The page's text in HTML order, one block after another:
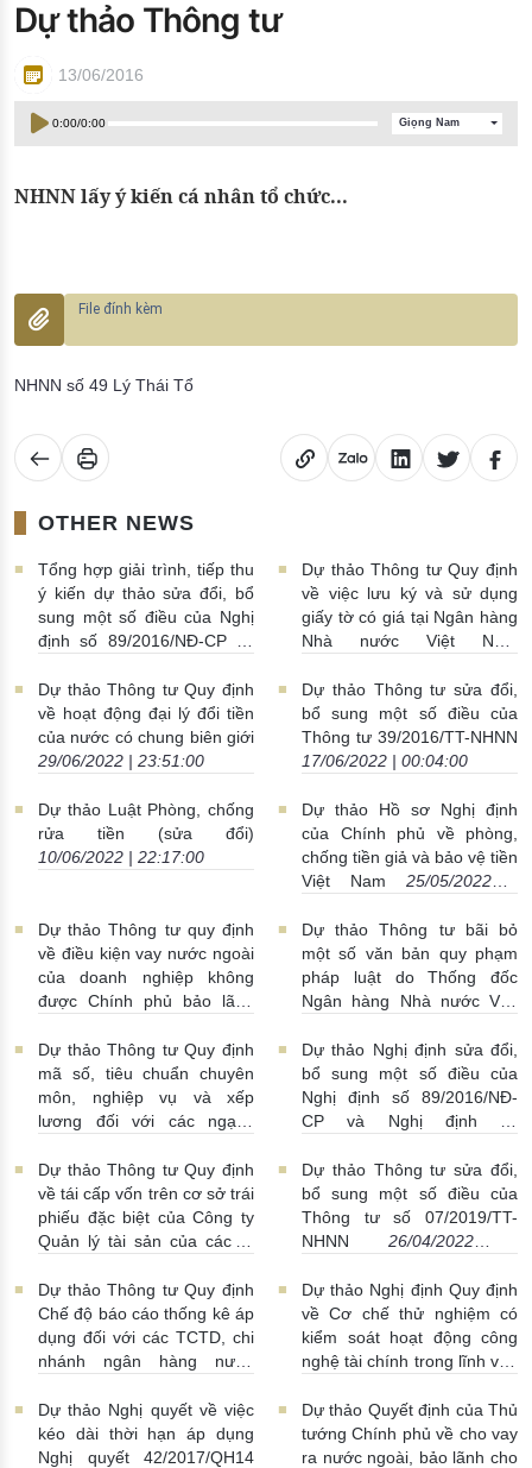
Đào tạo ISO
Dự thảo Thông tư
13/06/2016
0:00/0:00 Giọng Nam
NHNN lấy ý kiến cá nhân tổ chức...
NHNN số 49 Lý Thái Tổ
OTHER NEWS
Tổng hợp giải trình, tiếp thu
ý kiến dự thảo sửa đổi, bổ
sung một số điều của Nghị
định số 89/2016/NĐ-CP và
06/07/2022 | 23:36:00
Dự thảo Thông tư Quy định
về việc lưu ký và sử dụng
giấy tờ có giá tại Ngân hàng
Nhà nước Việt Nam
Dự thảo Thông tư Quy định
về hoạt động đại lý đổi tiền
của nước có chung biên giới
29/06/2022 | 23:51:00
Dự thảo Thông tư sửa đổi,
bổ sung một số điều của
Thông tư 39/2016/TT-NHNN
17/06/2022 | 00:04:00
Dự thảo Luật Phòng, chống
rửa tiền (sửa đổi)
10/06/2022 | 22:17:00
Dự thảo Hồ sơ Nghị định
của Chính phủ về phòng,
chống tiền giả và bảo vệ tiền
Việt Nam
25/05/2022 |
Dự thảo Thông tư quy định
về điều kiện vay nước ngoài
của doanh nghiệp không
được Chính phủ bảo lãnh
Dự thảo Thông tư bãi bỏ
một số văn bản quy phạm
pháp luật do Thống đốc
Ngân hàng Nhà nước Việt
23:43:00
Dự thảo Thông tư Quy định
mã số, tiêu chuẩn chuyên
môn, nghiệp vụ và xếp
lương đối với các ngạch
Ngân hàng
29/04/2022 |
23:41:00
Dự thảo Nghị định sửa đổi,
bổ sung một số điều của
Nghị định số 89/2016/NĐ-
CP và Nghị định số
| 21:02:00
Dự thảo Thông tư Quy định
về tái cấp vốn trên cơ sở trái
phiếu đặc biệt của Công ty
Quản lý tài sản của các tổ
28/04/2022 | 21:00:00
Dự thảo Thông tư sửa đổi,
bổ sung một số điều của
Thông tư số 07/2019/TT-
NHNN
26/04/2022 |
Dự thảo Thông tư Quy định
Chế độ báo cáo thống kê áp
dụng đối với các TCTD, chi
nhánh ngân hàng nước
Dự thảo Nghị định Quy định
về Cơ chế thử nghiệm có
kiểm soát hoạt động công
nghệ tài chính trong lĩnh vực
17:06:00
Dự thảo Nghị quyết về việc
kéo dài thời hạn áp dụng
Nghị quyết 42/2017/QH14
Dự thảo Quyết định của Thủ
tướng Chính phủ về cho vay
ra nước ngoài, bảo lãnh cho